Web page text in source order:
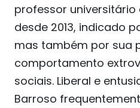
professor universitário
desde 2013, indicado
mas também por sua
comportamento
sociais. Liberal e
Barroso